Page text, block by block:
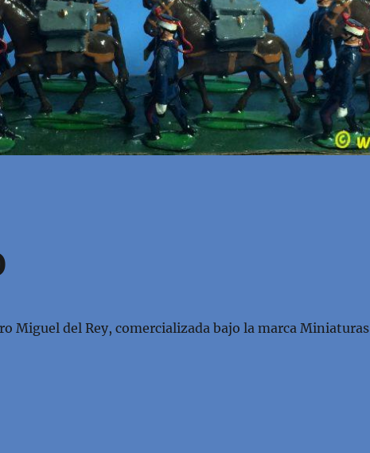
Miguel del Rey, comercializada bajo la marca Miniaturas